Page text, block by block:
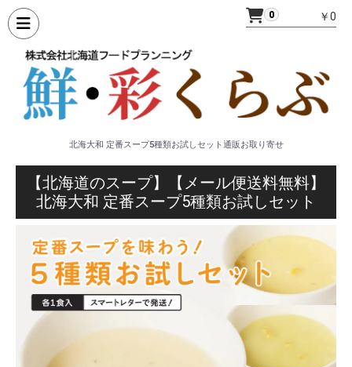
0 ￥0
北海大和 定番スープ5種類お試しセット通販お取り寄せ
【北海道のスープ】【メール便送料無料】
北海大和 定番スープ5種類お試しセット